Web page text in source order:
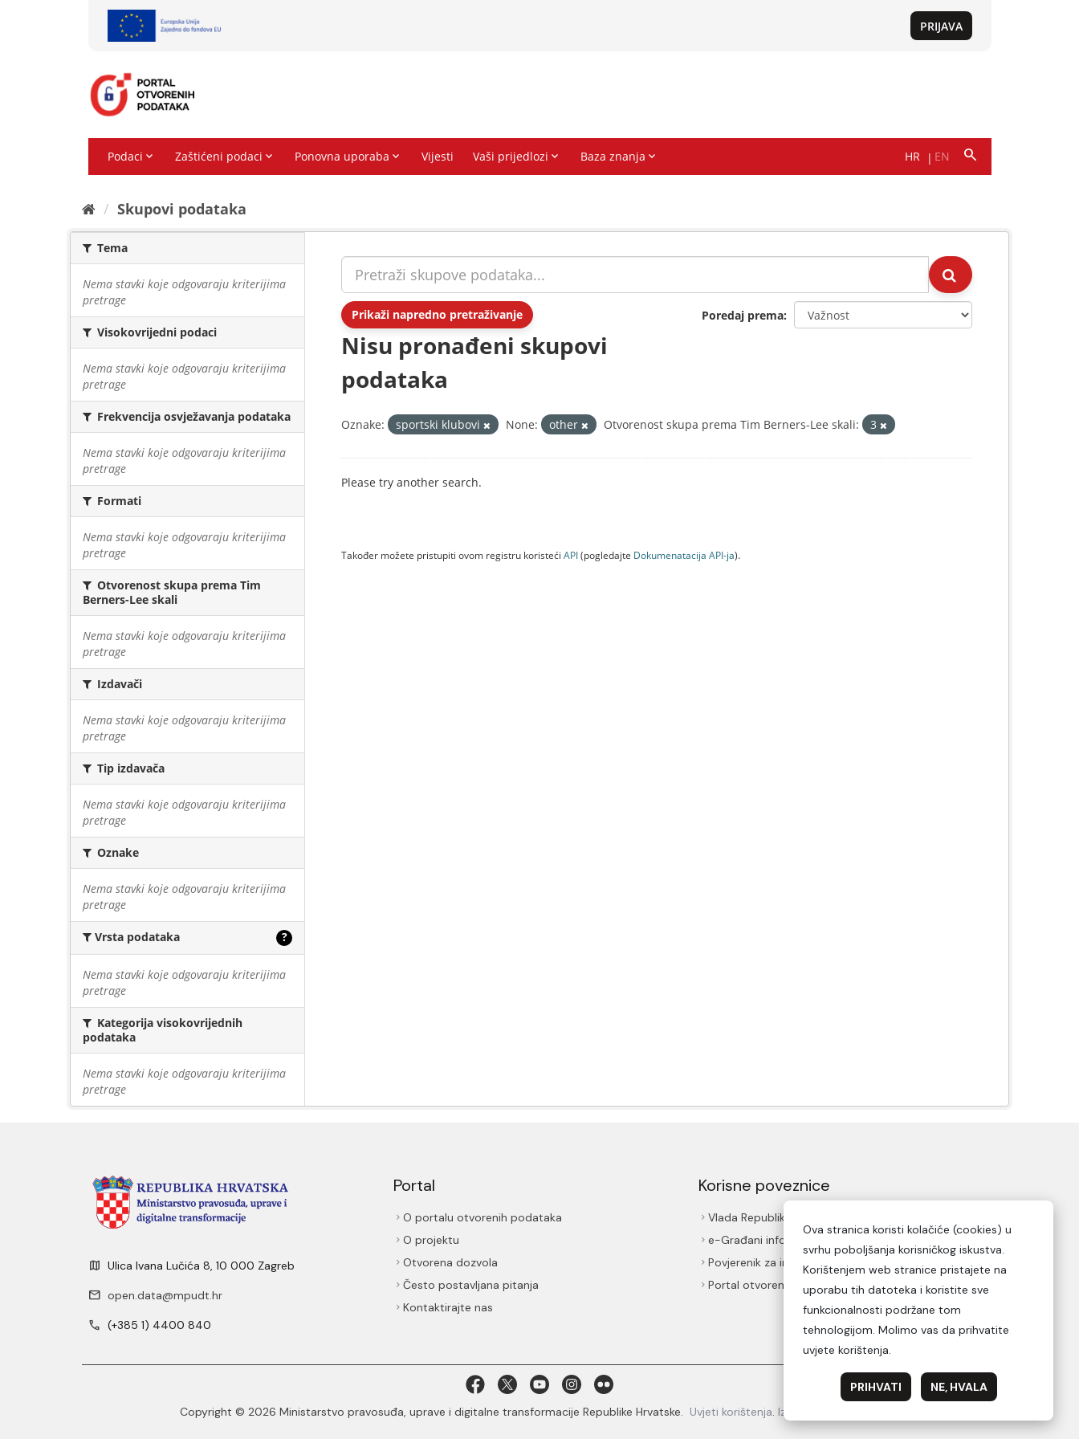
Skupovi podаtаkа
Tema
Nema stavki koje odgovaraju kriterijima
pretrage
Visokovrijedni podaci
Nema stavki koje odgovaraju kriterijima
pretrage
Frekvencija osvježavanja podataka
Nema stavki koje odgovaraju kriterijima
pretrage
Formati
Nema stavki koje odgovaraju kriterijima
pretrage
Otvorenost skupa prema Tim
Berners-Lee skali
Nema stavki koje odgovaraju kriterijima
pretrage
Izdavači
Nema stavki koje odgovaraju kriterijima
pretrage
Tip izdavača
Nema stavki koje odgovaraju kriterijima
pretrage
Oznake
Nema stavki koje odgovaraju kriterijima
pretrage
Vrsta podataka ?
Nema stavki koje odgovaraju kriterijima
pretrage
Kategorija visokovrijednih
podataka
Nema stavki koje odgovaraju kriterijima
pretrage
Prikaži napredno pretraživanje Poredaj prema
Nisu pronađeni skupovi
podataka
Oznake: sportski klubovi None: other Otvorenost skupa prema Tim Berners-Lee skali: 3
Please try another search.
Također možete pristupiti ovom registru koristeći API(pogledajte Dokumenаtаcijа API-jа).